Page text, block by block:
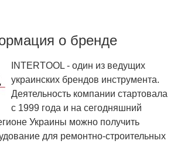
о бренде
INTERTOOL - один из ведущих
украинских брендов инструмента.
Деятельность компании стартовала
с 1999 года и на сегодняшний
Украины можно получить
для ремонтно-строительных